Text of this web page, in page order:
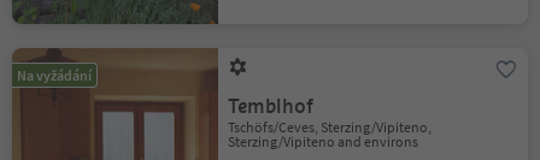
Na vyžádání
Temblhof
Tschöfs/Ceves, Sterzing/Vipiteno,
Sterzing/Vipiteno and environs